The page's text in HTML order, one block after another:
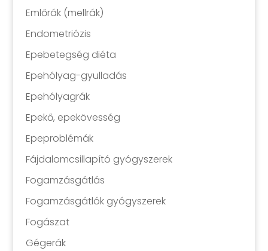
Emlőrák (mellrák)
Endometriózis
Epebetegség diéta
Epehólyag-gyulladás
Epehólyagrák
Epekő, epekövesség
Epeproblémák
Fájdalomcsillapító gyógyszerek
Fogamzásgátlás
Fogamzásgátlók gyógyszerek
Fogászat
Gégerák